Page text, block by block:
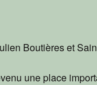
Boutières et
une place